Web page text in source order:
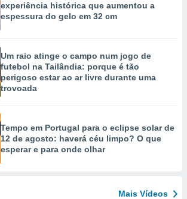
experiência histórica que aumentou a
espessura do gelo em 32 cm
Um raio atinge o campo num jogo de
futebol na Tailândia: porque é tão
perigoso estar ao ar livre durante uma
trovoada
Tempo em Portugal para o eclipse solar de
12 de agosto: haverá céu limpo? O que
esperar e para onde olhar
Mais Vídeos